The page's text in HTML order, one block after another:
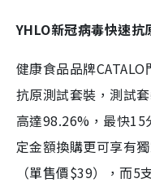
YHLO新冠病毒快速抗
健康食品品牌
抗原測試套裝，測試
高達98.26%，最快15
定金額換購更可享有
（單售價$39），而